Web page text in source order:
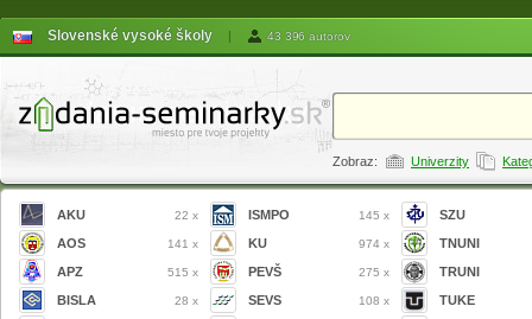
Slovenské vysoké školy | 43 396 autorov
Zobraz: Univerzity
AKU 22 x
AOS 141 x
APZ 515 x
BISLA 28 x
ISMPO 145 x
KU 974 x
PEVŠ 275 x
SEVS 108 x
SZU
TNUNI
TRUNI
TUKE